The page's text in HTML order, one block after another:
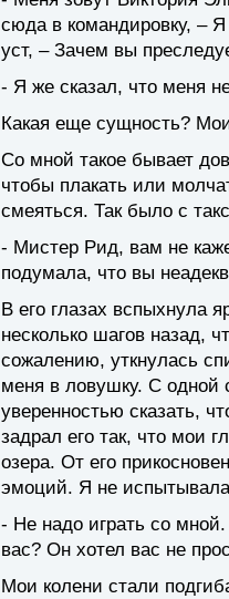
сюда в командировку, –
уст, – Зачем вы
- Я же сказал, что меня
Какая еще сущность?
Со мной такое бывает
чтобы плакать или
смеяться. Так было с
- Мистер Рид, вам не
подумала, что вы
В его глазах вспыхнула
несколько шагов назад,
сожалению, уткнулась
меня в ловушку. С одной
уверенностью сказать,
задрал его так, что мои
озера. От его
эмоций. Я не
- Не надо играть со
вас? Он хотел вас не
Мои колени стали